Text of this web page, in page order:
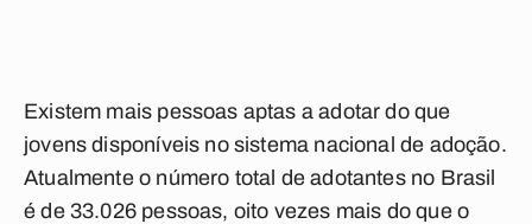
Existem mais pessoas aptas a adotar do que
jovens disponíveis no sistema nacional de adoção.
Atualmente o número total de adotantes no Brasil
é de 33.026 pessoas, oito vezes mais do que o